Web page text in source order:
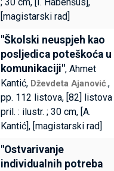
[magistarski rad]
"Školski neuspjeh kao
posljedica poteškoća u
komunikaciji", Ahmet
Kantić, Dževdeta Ajanović.,
pp. 112 listova, [82] listova
pril. : ilustr. ; 30 cm, [A.
Kantić], [magistarski rad]
"Ostvarivanje
individualnih potreba